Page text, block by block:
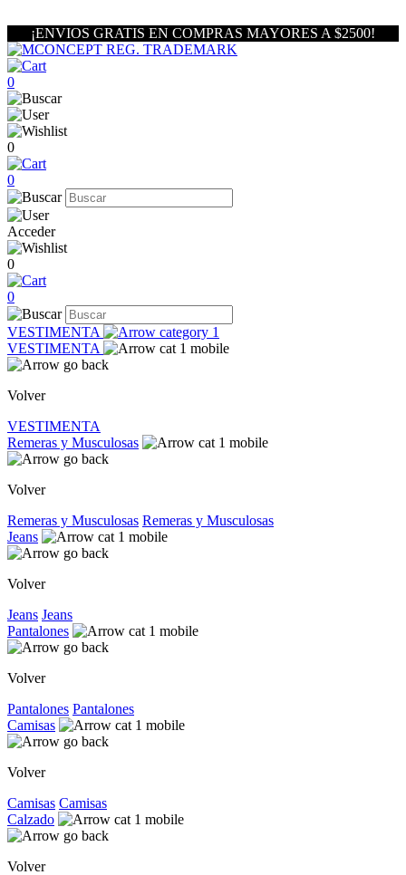
¡ENVIOS GRATIS EN COMPRAS MAYORES A $2500!
0
0
0
Acceder
0
0
VESTIMENTA
VESTIMENTA
Volver
VESTIMENTA
Remeras y Musculosas
Volver
Remeras y Musculosas Remeras y Musculosas
Jeans
Volver
Jeans Jeans
Pantalones
Volver
Pantalones Pantalones
Camisas
Volver
Camisas Camisas
Calzado
Volver